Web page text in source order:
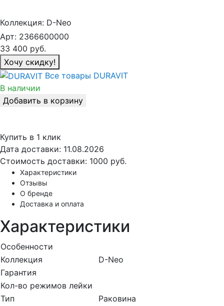
Коллекция: D-Neo
Арт: 2366600000
33 400 руб.
Хочу скидку!
Все товары DURAVIT
В наличии
Добавить в корзину
Купить в 1 клик
Дата доставки: 11.08.2026
Стоимость доставки: 1000 руб.
Характеристики
Отзывы
О бренде
Доставка и оплата
Характеристики
Особенности
Коллекция
D-Neo
Гарантия
Кол-во режимов лейки
Тип
Раковина